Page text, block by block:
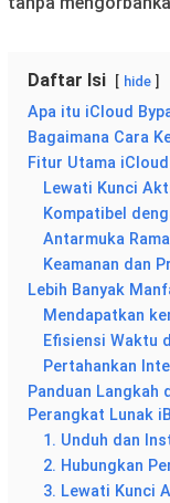
Daftar Isi hide
Apa itu iCloud
Bagaimana Cara
Fitur Utama
Lewati Kunci
Kompatibel
Antarmuka
Keamanan dan
Lebih Banyak
Mendapatkan
Efisiensi Waktu
Pertahankan
Panduan Langkah
Perangkat Lunak
1. Unduh dan
2. Hubungkan
3. Lewati Kunci